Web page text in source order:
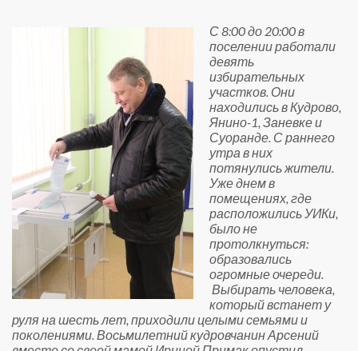
С 8:00 до 20:00 в
поселении работали
девять
избирательных
участков. Они
находились в Кудрово,
Янино-1, Заневке и
Суоранде. С раннего
утра в них
потянулись жители.
Уже днем в
помещениях, где
расположились УИКи,
было не
протолкнуться:
образовались
огромные очереди.
Выбирать человека,
который встанет у
руля на шесть лет, приходили целыми семьями и
поколениями. Восьмилетний кудровчанин Арсений